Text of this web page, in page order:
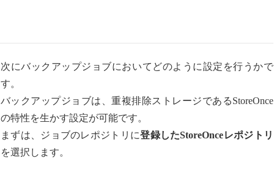
次にバックアップジョブにおいてどのように設定を行うかで
す。
バックアップジョブは、重複排除ストレージであるStoreOnce
の特性を生かす設定が可能です。
まずは、ジョブのレポジトリに登録したStoreOnceレポジトリ
を選択します。